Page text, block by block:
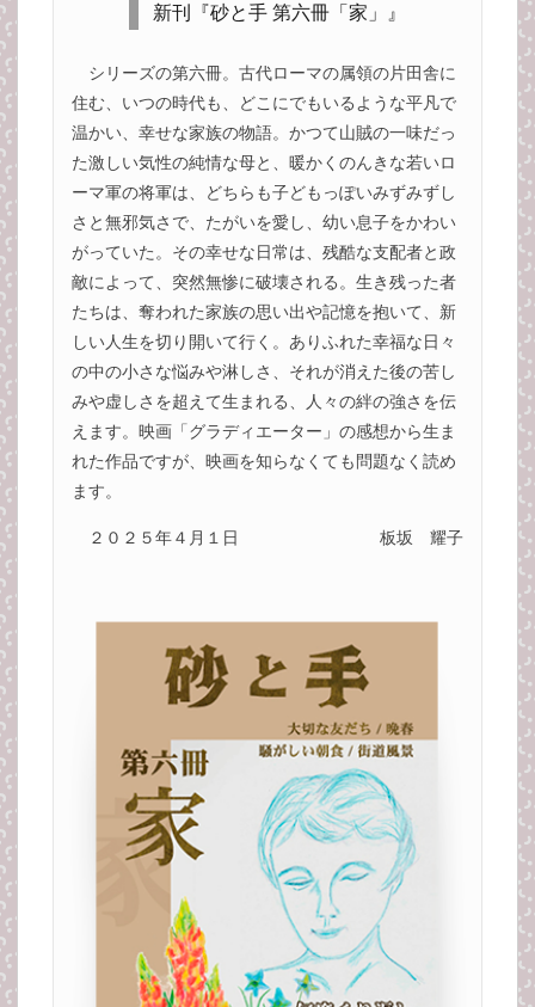
新刊『砂と手 第六冊「家」』
シリーズの第六冊。古代ローマの属領の片田舎に
住む、いつの時代も、どこにでもいるような平凡で
温かい、幸せな家族の物語。かつて山賊の一味だっ
た激しい気性の純情な母と、暖かくのんきな若いロ
ーマ軍の将軍は、どちらも子どもっぽいみずみずし
さと無邪気さで、たがいを愛し、幼い息子をかわい
がっていた。その幸せな日常は、残酷な支配者と政
敵によって、突然無惨に破壊される。生き残った者
たちは、奪われた家族の思い出や記憶を抱いて、新
しい人生を切り開いて行く。ありふれた幸福な日々
の中の小さな悩みや淋しさ、それが消えた後の苦し
みや虚しさを超えて生まれる、人々の絆の強さを伝
えます。映画「グラディエーター」の感想から生ま
れた作品ですが、映画を知らなくても問題なく読め
ます。
２０２５年４月１日 板坂 耀子